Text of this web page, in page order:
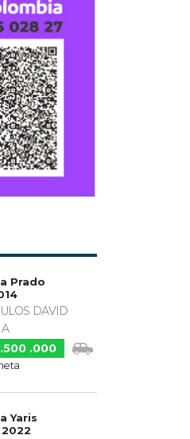
Prado
DAVID
.000
Yaris